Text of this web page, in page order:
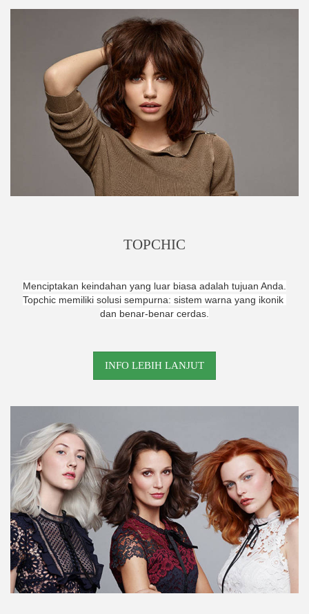
TOPCHIC
Menciptakan keindahan yang luar biasa adalah tujuan Anda.
Topchic memiliki solusi sempurna: sistem warna yang ikonik
dan benar-benar cerdas.
INFO LEBIH LANJUT